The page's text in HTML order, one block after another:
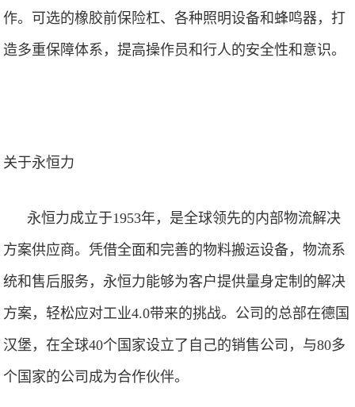
作。可选的橡胶前保险杠、各种照明设备和蜂鸣器，打
造多重保障体系，提高操作员和行人的安全性和意识。
关于永恒力
永恒力成立于1953年，是全球领先的内部物流解决
方案供应商。凭借全面和完善的物料搬运设备，物流系
统和售后服务，永恒力能够为客户提供量身定制的解决
方案，轻松应对工业4.0带来的挑战。公司的总部在德国
汉堡，在全球40个国家设立了自己的销售公司，与80多
个国家的公司成为合作伙伴。